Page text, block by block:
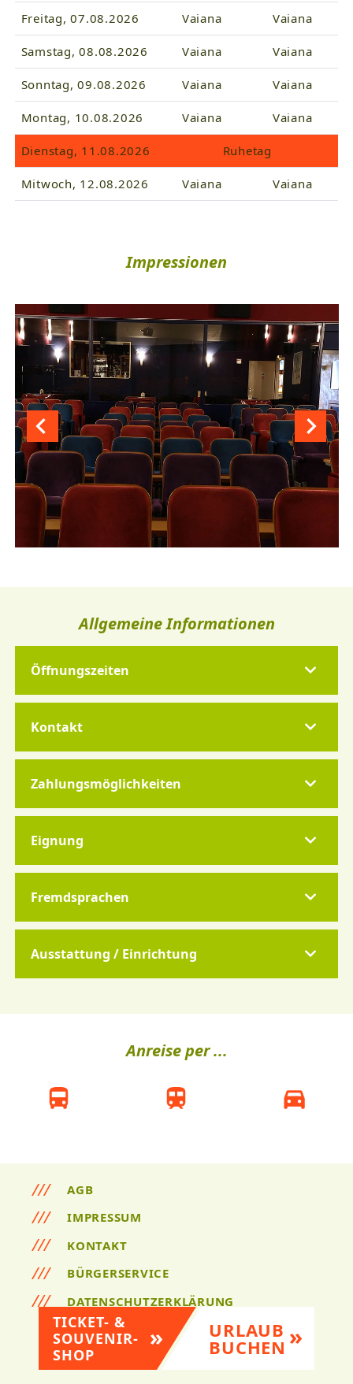
TICKET- &
SOUVENIR-
SHOP
URLAUB
BUCHEN
Freitag, 07.08.2026 Vaiana Vaiana
Samstag, 08.08.2026 Vaiana Vaiana
Sonntag, 09.08.2026 Vaiana Vaiana
Montag, 10.08.2026 Vaiana Vaiana
Dienstag, 11.08.2026 Ruhetag
Mitwoch, 12.08.2026 Vaiana Vaiana
Impressionen
Allgemeine Informationen
Öffnungszeiten
Kontakt
Zahlungsmöglichkeiten
Eignung
Fremdsprachen
Ausstattung / Einrichtung
Anreise per ...
AGB
IMPRESSUM
KONTAKT
BÜRGERSERVICE
DATENSCHUTZERKLÄRUNG